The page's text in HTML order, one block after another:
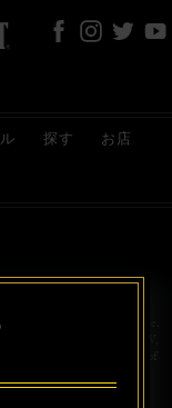
探す お店
ライバシー
by Uncle Nearest, Inc.
WORLD NEVER KNEW,
are trademarks of